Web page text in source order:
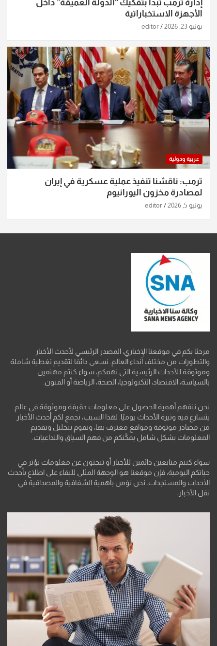
إدارة ترمب تبدأ بتفكيك “الدولة العميقة” داخل
الأجهزة الاستخباراتية
يونيو 23, 2026 editor
عربية ودولية
ترمب: ناقشنا تنفيذ عملية عسكرية في إيران
لمصادرة مخزون اليورانيوم
يونيو 5, 2026 editor
مرحبًا بكم في موقعنا الإخباري، المصدر الرئيسي لأحدث الأخبار
والتطورات من مختلف أنحاء العالم. نسعى دائمًا لتقديم تغطية شاملة
وموثوقة للأحداث الرئيسية التي تهمكم، سواء كنتم مهتمين
بالسياسة، الاقتصاد، التكنولوجيا، الصحة، الرياضة أو الفنون.
نحن نتفهم أهمية الحصول على معلومات دقيقة وموثوقة في عالم
يتسارع فيه وتيرة الأحداث يوميًا. لهذا السبب، نجمع لكم أحدث الأخبار
من مصادر موثوقة ومواقع معترف بها، ونقوم بتحليل وتقديم
المعلومات بشكل شامل يمكّنكم من فهم السياق والتداعيات.
سواء كنتم متابعين دائمين للأخبار أو تبحثون عن معلومات تؤثر في
حياتكم اليومية، فإن موقعنا هو الوجهة المثلى للبقاء على اطلاع بأحدث
الأحداث والمستجدات. نحن نؤمن بأهمية الشفافية والمصداقية في
نقل الأخبار،